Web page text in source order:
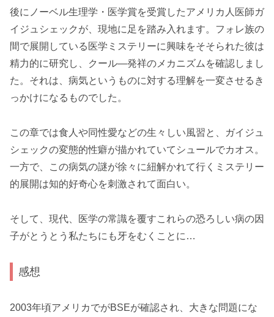
後にノーベル生理学・医学賞を受賞したアメリカ人医師ガ
イジュシェックが、現地に足を踏み入れます。フォレ族の
間で展開している医学ミステリーに興味をそそられた彼は
精力的に研究し、クール―発祥のメカニズムを確認しまし
た。それは、病気というものに対する理解を一変させるき
っかけになるものでした。
この章では食人や同性愛などの生々しい風習と、ガイジュ
シェックの変態的性癖が描かれていてシュールでカオス。
一方で、この病気の謎が徐々に紐解かれて行くミステリー
的展開は知的好奇心を刺激されて面白い。
そして、現代、医学の常識を覆すこれらの恐ろしい病の因
子がとうとう私たちにも牙をむくことに…
感想
2003年頃アメリカでがBSEが確認され、大きな問題にな